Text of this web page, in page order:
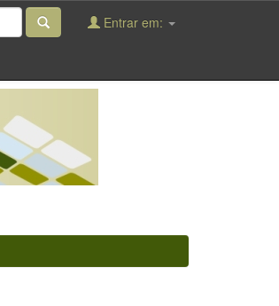
Entrar em: